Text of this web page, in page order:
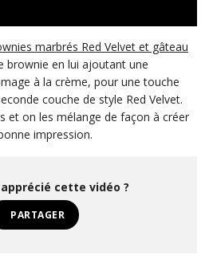
marbrés Red Velvet et gâteau
brownie en lui ajoutant une
à la crème, pour une touche
couche de style Red Velvet.
et on les mélange de façon à créer
impression.
cette vidéo ?
PARTAGER